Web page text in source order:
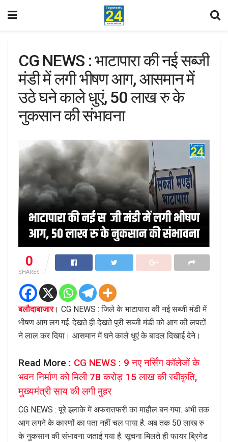
CG NEWS : भाटापारा की नई सब्जी
मंडी में लगी भीषण आग, आसमान में
उठे घने काले धुएं, 50 लाख रु के
नुकसान की संभावना
0
SHARES
बलौदाबाजार। CG NEWS : जिले के भाटापारा की नई सब्जी मंडी में
भीषण आग लग गई. देखते ही देखते पूरी सब्जी मंडी को आग की लपटों
ने लाल कर दिया। आसमान में घने काले धुएं के बादल दिखाई देने।
Read More : CG NEWS : 9 नए नर्सिंग कॉलेजों के
भवन निर्माण को मिली 78 करोड़ 15 लाख की स्वीकृति,
मुख्यमंत्री साय की लगी मुहर
CG NEWS : पूरे इलाके में अफरातफरी का माहौल बन गया. अभी तक
आग लगने के कारणों का पता नहीं चल पाया है. अब तक 50 लाख रु
के नुकसान की संभावना जताई गया है. सूचना मिलते ही फायर ब्रिगेड